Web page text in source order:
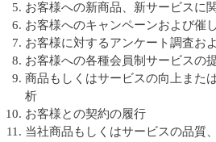
お客様への新商品、新サービスに
お客様へのキャンペーンおよび催
お客様に対するアンケート調査お
お客様への各種会員制サービスの
商品もしくはサービスの向上また
析
お客様との契約の履行
当社商品もしくはサービスの品質